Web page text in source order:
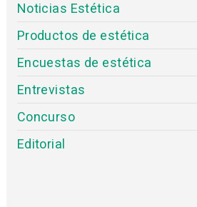
Noticias Estética
Productos de estética
Encuestas de estética
Entrevistas
Concurso
Editorial